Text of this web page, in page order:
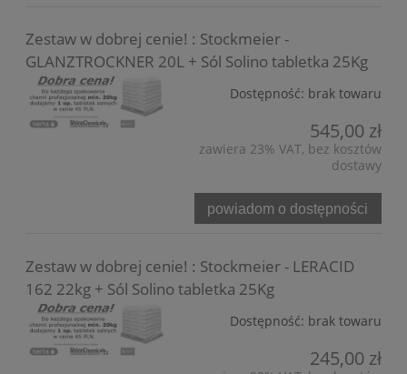
Zestaw w dobrej cenie! : Stockmeier -
GLANZTROCKNER 20L + Sól Solino tabletka 25Kg
Dostępność: brak towaru
545,00 zł
zawiera 23% VAT, bez kosztów
dostawy
powiadom o dostępności
Zestaw w dobrej cenie! : Stockmeier - LERACID
162 22kg + Sól Solino tabletka 25Kg
Dostępność: brak towaru
245,00 zł